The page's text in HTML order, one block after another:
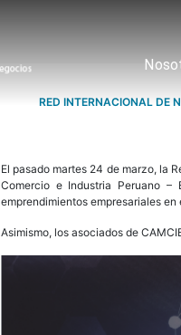
RED INTERNACIONAL DE
El pasado martes 24 de marzo, la
Comercio e Industria Peruano
emprendimientos empresariales en
Asimismo, los asociados de